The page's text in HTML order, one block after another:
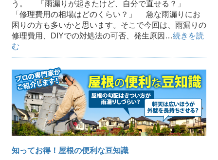
う。 「雨漏りが起きたけど、自分で直せる？」
「修理費用の相場はどのくらい？」 急な雨漏りにお
困りの方も多いかと思います。そこで今回は、雨漏りの
修理費用、DIYでの対処法の可否、発生原因…続きを読
む
知ってお得！屋根の便利な豆知識